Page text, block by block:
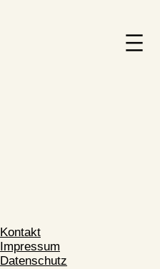
Kontakt
Impressum
Datenschutz